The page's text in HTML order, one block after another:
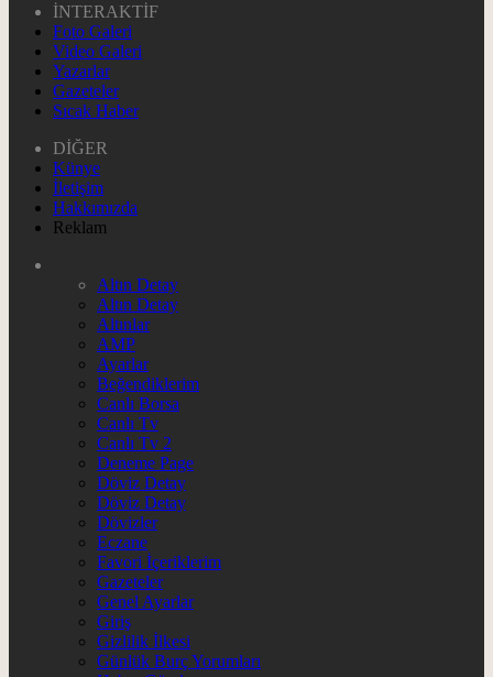
İNTERAKTİF
Foto Galeri
Video Galeri
Yazarlar
Gazeteler
Sıcak Haber
DİĞER
Künye
İletişim
Hakkımızda
Reklam
Altın Detay
Altın Detay
Altınlar
AMP
Ayarlar
Beğendiklerim
Canlı Borsa
Canlı Tv
Canlı Tv 2
Deneme Page
Döviz Detay
Döviz Detay
Dövizler
Eczane
Favori İçeriklerim
Gazeteler
Genel Ayarlar
Giriş
Gizlilik İlkesi
Günlük Burç Yorumları